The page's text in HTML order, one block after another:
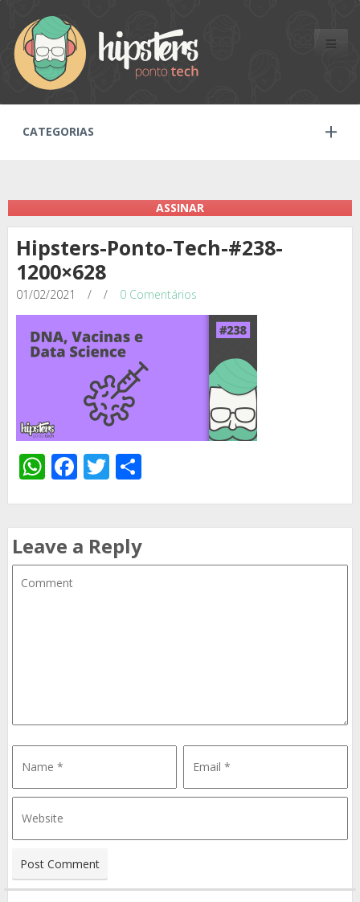
Toggle
CATEGORIAS
ASSINAR
Hipsters-Ponto-Tech-#238-
1200×628
01/02/2021 / / 0 Comentários
WhatsApp
Facebook
Twitter
Leave a Reply